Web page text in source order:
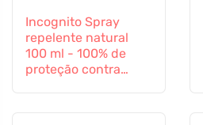
Incognito Spray
repelente natural
100 ml - 100% de
proteção contra